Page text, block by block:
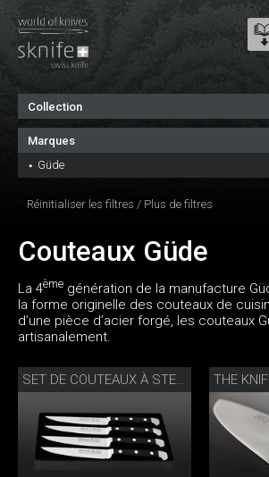
Collection
Marques
Güde
Réinitialiser les filtres / Plus de filtres
Couteaux Güde
La 4ème génération de la manufacture
la forme originelle des couteaux de
d’une pièce d’acier forgé, les couteaux
artisanalement.
SET DE COUTEAUX À STEAK PORTERHOUSE